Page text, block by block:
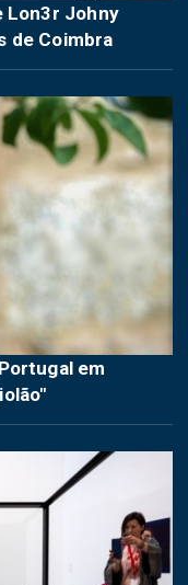
Lon3r Johny
de Coimbra
em